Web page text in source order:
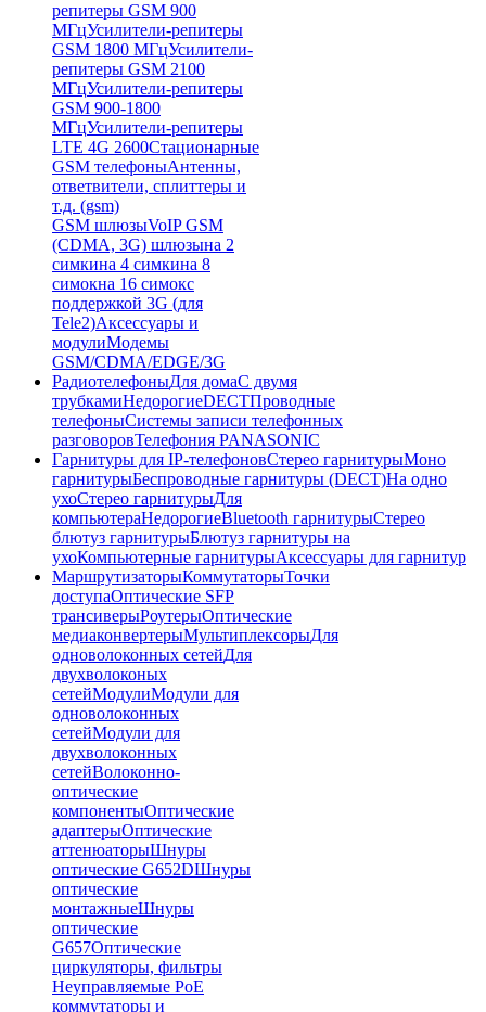
репитеры GSM 900
МГцУсилители-репитеры
GSM 1800 МГцУсилители-
репитеры GSM 2100
МГцУсилители-репитеры
GSM 900-1800
МГцУсилители-репитеры
LTE 4G 2600Стационарные
GSM телефоныАнтенны,
ответвители, сплиттеры и
т.д. (gsm)
GSM шлюзыVoIP GSM
(CDMA, 3G) шлюзына 2
симкина 4 симкина 8
симокна 16 симокс
поддержкой 3G (для
Tele2)Аксессуары и
модулиМодемы
GSM/CDMA/EDGE/3G
РадиотелефоныДля домаС двумя
трубкамиНедорогиеDECTПроводные
телефоныСистемы записи телефонных
разговоровТелефония PANASONIC
Гарнитуры для IP-телефоновСтерео гарнитурыМоно
гарнитурыБеспроводные гарнитуры (DECT)На одно
ухоСтерео гарнитурыДля
компьютераНедорогиеBluetooth гарнитурыСтерео
блютуз гарнитурыБлютуз гарнитуры на
ухоКомпьютерные гарнитурыАксессуары для гарнитур
МаршрутизаторыКоммутаторыТочки
доступаОптические SFP
трансиверыРоутерыОптические
медиаконвертерыМультиплексорыДля
одноволоконных сетейДля
двухволоконых
сетейМодулиМодули для
одноволоконных
сетейМодули для
двухволоконных
сетейВолоконно-
оптические
компонентыОптические
адаптерыОптические
аттенюаторыШнуры
оптические G652DШнуры
оптические
монтажныеШнуры
оптические
G657Оптические
циркуляторы, фильтры
Неуправляемые PoE
коммутаторы и